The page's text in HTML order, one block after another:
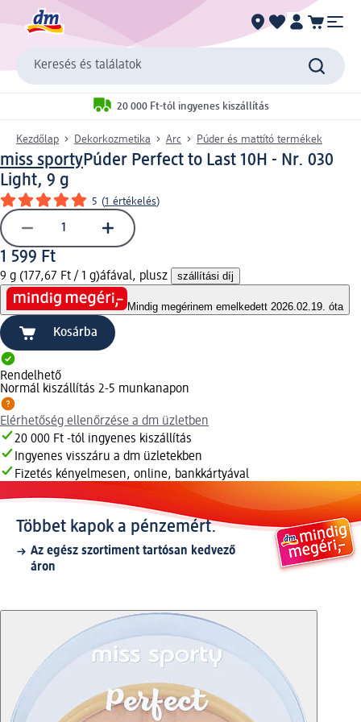
Keresés és találatok
20 000 Ft-tól ingyenes kiszállítás
Kezdőlap Dekorkozmetika Arc Púder és mattító termékek
miss sportyPúder Perfect to Last 10H - Nr. 030
Light, 9 g
5 (1 értékelés)
1 599 Ft
9 g (177,67 Ft / 1 g)áfával, plusz szállítási díj
Mindig megérinem emelkedett 2026.02.19. óta
Kosárba
Rendelhető
Normál kiszállítás 2-5 munkanapon
Elérhetőség ellenőrzése a dm üzletben
20 000 Ft -tól ingyenes kiszállítás
Ingyenes visszáru a dm üzletekben
Fizetés kényelmesen, online, bankkártyával
Többet kapok a pénzemért.
Az egész szortiment tartósan kedvező
áron